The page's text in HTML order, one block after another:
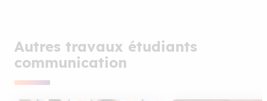
Autres travaux étudiants
communication